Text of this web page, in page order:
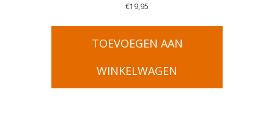
€19,95
TOEVOEGEN AAN
WINKELWAGEN